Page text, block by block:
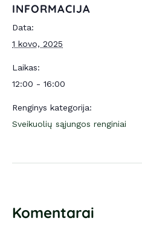
INFORMACIJA
Data:
1 kovo, 2025
Laikas:
12:00 - 16:00
Renginys kategorija:
Sveikuolių sąjungos renginiai
Komentarai